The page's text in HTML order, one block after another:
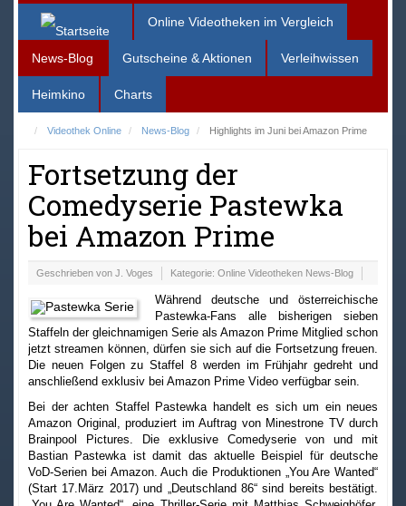
Online Videotheken im Vergleich
News-Blog Gutscheine & Aktionen Verleihwissen
Heimkino Charts
Videothek Online News-Blog Highlights im Juni bei Amazon Prime
Fortsetzung der
Comedyserie Pastewka
bei Amazon Prime
Geschrieben von J. Voges Kategorie: Online Videotheken News-Blog
Während deutsche und österreichische
Pastewka-Fans alle bisherigen sieben
Staffeln der gleichnamigen Serie als Amazon Prime Mitglied schon
jetzt streamen können, dürfen sie sich auf die Fortsetzung freuen.
Die neuen Folgen zu Staffel 8 werden im Frühjahr gedreht und
anschließend exklusiv bei Amazon Prime Video verfügbar sein.
Bei der achten Staffel Pastewka handelt es sich um ein neues
Amazon Original, produziert im Auftrag von Minestrone TV durch
Brainpool Pictures. Die exklusive Comedyserie von und mit
Bastian Pastewka ist damit das aktuelle Beispiel für deutsche
VoD-Serien bei Amazon. Auch die Produktionen „You Are Wanted“
(Start 17.März 2017) und „Deutschland 86“ sind bereits bestätigt.